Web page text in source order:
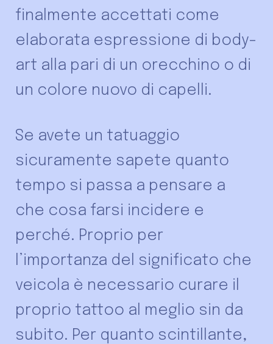
finalmente accettati come
elaborata espressione di body-
art alla pari di un orecchino o di
un colore nuovo di capelli.
Se avete un tatuaggio
sicuramente sapete quanto
tempo si passa a pensare a
che cosa farsi incidere e
perché. Proprio per
l’importanza del significato che
veicola è necessario curare il
proprio tattoo al meglio sin da
subito. Per quanto scintillante,